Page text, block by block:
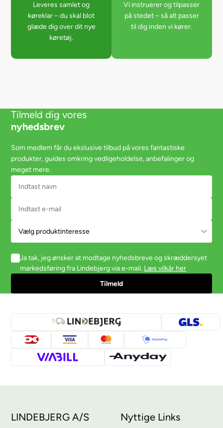
Leveres samlet og
køreklar – du skal blot
glæde dig over dit nye
køretøj.
Vi instruerer og tilpasser
på stedet – så alt passer
til dig inden vi kører.
Tilmeld dig vores
nyhedsbrev
Som medlem får du ekslusive tilbud på vores fantastiske
produkter, guides omkring vedligeholdelse, anbefalinger og
meget mere.
Ja tak, jeg ønsker at modtage nyhedsbreve og skræddersyet
markedsføring fra Lindebjerg via e-mail. Læs vilkår her
LINDEBJERG A/S Nyttige Links